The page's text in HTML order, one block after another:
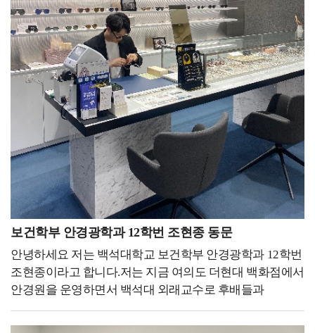
시작하세요!혹시 대학원 진학을 하고자 하시는 분이
계시다면 자기소개서와 학업계획서를 작성하시기 전에 각
학교별로 수업 커리큘럼이나 교수님의 연구를 보면서 그에
맞게 자신만의 스토리를 만들어 작성하는 게 중요하다고
생각합니다. 그리고 학부 과정에서 많은 경험을 해보셔야
지원서 작성 시에 사용할 재료가 많아지기 때문에 도움이
안 될 것 같은 것들도 도전하시고, 성취하세요.
인스타그램을 보던 중 How big would you dream, if you
knew you couldn't fail 이라는 문장을 발견했었습니다.
여러분께서는 만약 실패하지 않을 걸 알았다면 얼마나 큰
꿈을 꿨을까요? 앞으로 여러분이 하시는 일들이 잘 될지 안
될지 아무도 모릅니다. 하지만 시작도 하지 않으신다면 될
일이 없겠죠. 모두가 안 될 거라는 꿈을 꾸시는 것도
say you cannot do.(Walter Bagehot) 라는 제 좌우명처럼
사람들이 안 될 거라고 하는 일을 해냈을 때 삶에서 가장 큰
기쁨을 얻을 수 있을 거니까요. 가능성이 0.1%라도 있다면
도전하세요. 어떠한 꿈을 꾸시던 항상 응원하겠습니다.
행사들을 페이스북, 인스타그램, 유튜브 등 다양한 sns를
통해 진행하였습니다. 특히 제가 가장 궁금했고, 모든
학생들이 관심 있어 할 취업에 대한 콘텐츠를 많이
다뤘습니다. 졸업 후 취업한 선배들을 인터뷰했고, 스포츠
진학/진로 박람회, 전공진로설명회 등 다양한 행사들을
진행했습니다. 저는 본인이 얻고자 하고, 성장하고자 하면
그 분야의 중심에 있어야 한다고 생각했기 때문에 다음
해에는 스포츠과학부 학생회장으로 활동했습니다. 그동안
그 누구보다 전공과 학부에 대해 진심이었고 가까이에
있으면서 미래에 대한 확신과 방향성을 확인하고 배움에
대한 갈증이 생겨 한 단계 성장할 수 있었습니다. 당신은
겉보기에 노력하고 있을 뿐 이라는 책에 우회했다고
느껴진 그 길이 최단 직선거리는 아니었을지라도 가장
아름다운 곡선이다. 라는 구절이 제 심금을 울렸습니다.
저는 경험을 최우선으로 중요시합니다. 물론 책이나
간접적인 경험을 통해서 배울 수도 있지만 직접 경험하는
것과는 천지차이라고 생각합니다. 혹자는 저의 소중한
학생회장이라는 경험이 자격증 취득을 위한 시간보다 훨씬
활동들을 달마다 했지만, 그중에서도 입시박람회와 교내외
사진 촬영이 가장 인상 깊었습니다. 전국 대학들이 모이는
입시박람회에서 모교를 대표하여서 참여하는 만큼 더
성실하고 열심히 해야겠다는 사명감을 가질 수 있었고,
교내 사진 및 영상 촬영을 통해 모교 메인 홈페이지와
SNS에 실린 제 모습을 보며 항상 모교의 얼굴이라
생각하고 학교 구성원으로서의 책임감과 겸손함을 느낄 수
있었습니다. 그 결과 조직 내외에서 긍정적인 반응을 얻게
되었으며, 열심히 활동한 보람이 생겨 성취감까지 얻을 수
있었습니다. 홍보대사를 하는 동안 모교를 대중에게
소개하고 긍정적인 이미지를 확산시킬 수 있어 뿌듯한
경험을 할 수 있었습니다. 이러한 경험들이 쌓이고 쌓여서
나날이 성장하게 되었고, 저에겐 잊지 못할 추억으로 남을
수 있었습니다.저는 대학 생활을 하는 후배들에게 가장
중요하게 생각하고 강조하고 싶은 부분은 마음가짐과
태도입니다. 저는 전공 수업이든 교양 수업이든 강의를
보건학부 안경광학과 12학번 조현종 동문
안녕하세요 저는 백석대학교 보건학부 안경광학과 12학번
조현종이라고 합니다.저는 지금 여의도 더현대 백화점에서
안경원을 운영하면서 백석대 외래교수로 후배들과
함께하고 있습니다.저는 안경사 면허를 취득한 후 바로
안경원에 취업하였습니다. 어느덧 시간이 흘러서 6년 차를